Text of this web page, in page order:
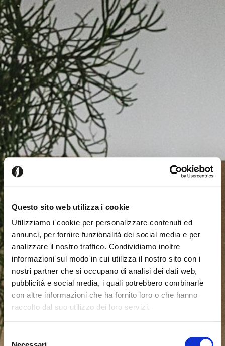
Questo sito web utilizza i cookie
Utilizziamo i cookie per personalizzare contenuti ed
annunci, per fornire funzionalità dei social media e per
analizzare il nostro traffico. Condividiamo inoltre
informazioni sul modo in cui utilizza il nostro sito con i
nostri partner che si occupano di analisi dei dati web,
pubblicità e social media, i quali potrebbero combinarle
con altre informazioni che ha fornito loro o che hanno
raccolto dal suo utilizzo dei loro servizi.
Seems like you’re browsing from Close